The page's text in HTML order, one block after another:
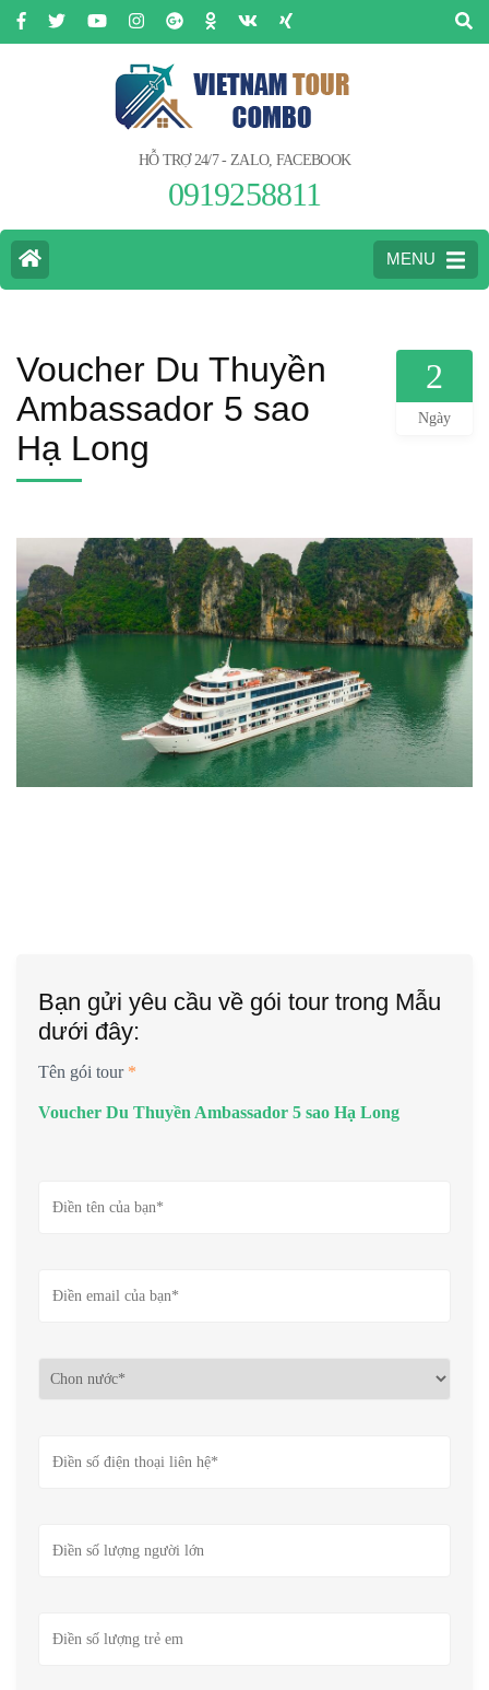
HỖ TRỢ 24/7 - ZALO, FACEBOOK
0919258811
MENU
Voucher Du Thuyền
Ambassador 5 sao
Hạ Long
2
Ngày
Bạn gửi yêu cầu về gói tour trong Mẫu
dưới đây:
Tên gói tour *
Voucher Du Thuyền Ambassador 5 sao Hạ Long